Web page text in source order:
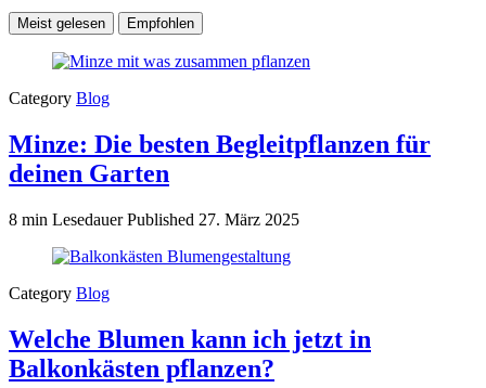
Meist gelesen Empfohlen
Category Blog
Minze: Die besten Begleitpflanzen für
deinen Garten
8 min LesedauerPublished 27. März 2025
Category Blog
Welche Blumen kann ich jetzt in
Balkonkästen pflanzen?